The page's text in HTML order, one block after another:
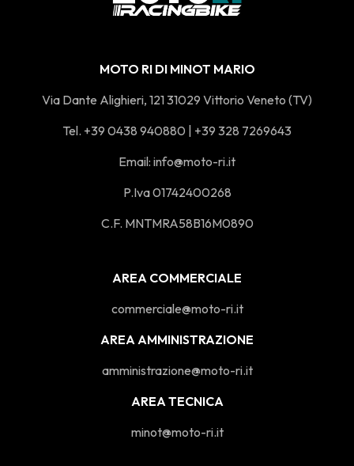
MOTO RI DI MINOT MARIO
Via Dante Alighieri, 121 31029 Vittorio Veneto (TV)
Tel. +39 0438 940880 | +39 328 7269643
Email: info@moto-ri.it
P.Iva 01742400268
C.F. MNTMRA58B16M0890
AREA COMMERCIALE
commerciale@moto-ri.it
AREA AMMINISTRAZIONE
amministrazione@moto-ri.it
AREA TECNICA
minot@moto-ri.it